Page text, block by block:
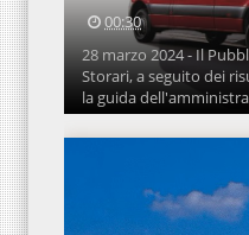
00:30
28 marzo 2024 - Il
Storari, a seguito dei
la guida